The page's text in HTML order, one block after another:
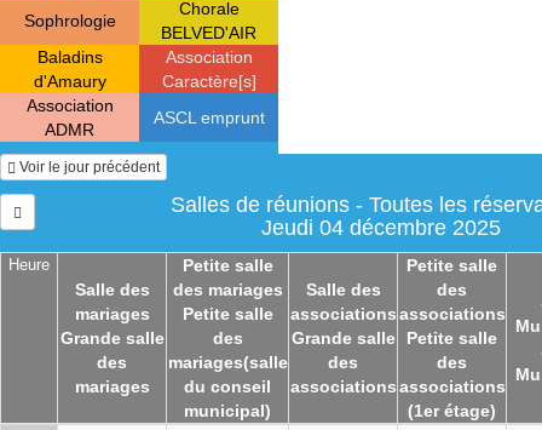
Sophrologie
Chorale
BELVED'AIR
Baladins
d'Amaury
Association
Caractère[s]
Association
ADMR
ASCL emprunt
Heure
Salle des
mariages
Grande salle
des
mariages
Petite salle
des mariages
Petite salle
des
mariages(salle
du conseil
municipal)
Salle des
associations
Grande salle
des
associations
Petite salle
des
associations
Petite salle
des
associations
(1er étage)
Voir le jour précédent
Salles de réunions - Toutes les
Jeudi 04 décembre 2025